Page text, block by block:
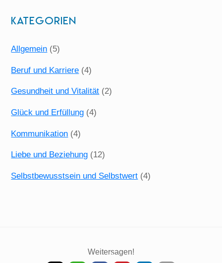
Kategorien
Allgemein (5)
Beruf und Karriere (4)
Gesundheit und Vitalität (2)
Glück und Erfüllung (4)
Kommunikation (4)
Liebe und Beziehung (12)
Selbstbewusstsein und Selbstwert (4)
Weitersagen!
Back